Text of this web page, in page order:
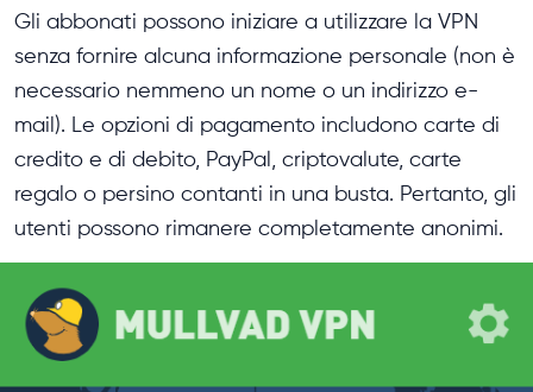
Gli abbonati possono iniziare a utilizzare la VPN
senza fornire alcuna informazione personale (non è
necessario nemmeno un nome o un indirizzo e-
mail). Le opzioni di pagamento includono carte di
credito e di debito, PayPal, criptovalute, carte
regalo o persino contanti in una busta. Pertanto, gli
utenti possono rimanere completamente anonimi.